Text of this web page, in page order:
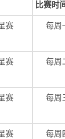
比赛时
赛 每周
赛 每周
赛 每周
赛 每周